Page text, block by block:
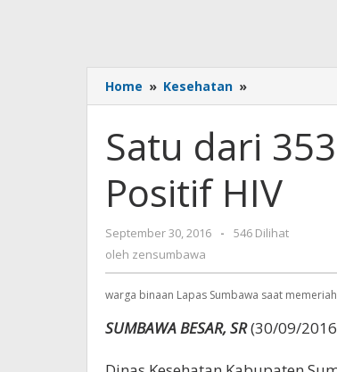
Home » Kesehatan »
dari
Penghuni
Lapas
Sumbawa
Positif
Satu dari
Positif HIV
September 30, 2016
oleh
-
546 Dilihat
oleh zensumbawa
warga binaan Lapas Sumbawa saat
SUMBAWA BESAR, SR(30/09/